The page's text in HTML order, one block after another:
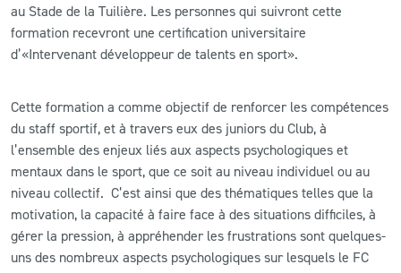
L’APP DU LS
LS ACADEMY CAMPS
PRESSE ET MEDIAS
au Stade de la Tuilière. Les personnes qui suivront cette
formation recevront une certification universitaire
d’«Intervenant développeur de talents en sport».
Cette formation a comme objectif de renforcer les compétences
du staff sportif, et à travers eux des juniors du Club, à
l’ensemble des enjeux liés aux aspects psychologiques et
mentaux dans le sport, que ce soit au niveau individuel ou au
niveau collectif. C’est ainsi que des thématiques telles que la
motivation, la capacité à faire face à des situations difficiles, à
gérer la pression, à appréhender les frustrations sont quelques-
uns des nombreux aspects psychologiques sur lesquels le FC